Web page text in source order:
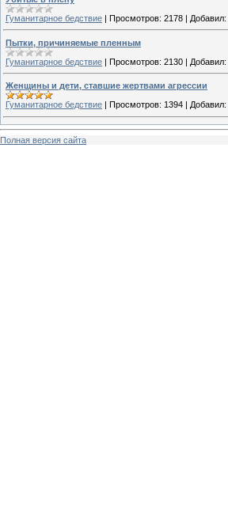
Гуманитарное бедствие | Просмотров: 2178 | Добавил:
Пытки, причиняемые пленным
Гуманитарное бедствие | Просмотров: 2130 | Добавил:
Женщины и дети, ставшие жертвами агрессии
Гуманитарное бедствие
Просмотров: 1394 Добавил:
Полная версия сайта